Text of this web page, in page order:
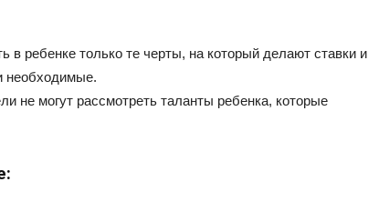
в ребенке только те черты, на который делают ставки и
необходимые.
не могут рассмотреть таланты ребенка, которые